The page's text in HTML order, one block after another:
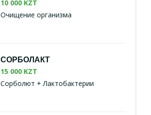
10 000 KZT
Очищение организма
СОРБОЛАКТ
15 000 KZT
Сорболют + Лактобактерии